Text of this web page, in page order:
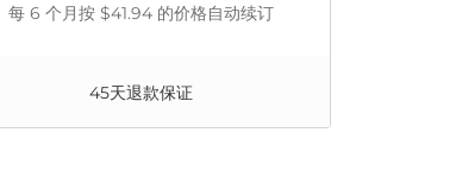
每 6 个月按 $41.94的价格自动续订
45天退款保证